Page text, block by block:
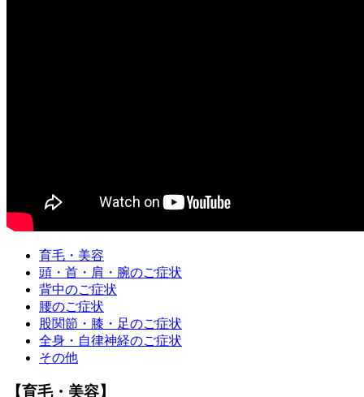
育毛・美容
頭・首・肩・腕のご症状
背中のご症状
腰のご症状
股関節・膝・足のご症状
全身・自律神経のご症状
その他
【育毛・美容】